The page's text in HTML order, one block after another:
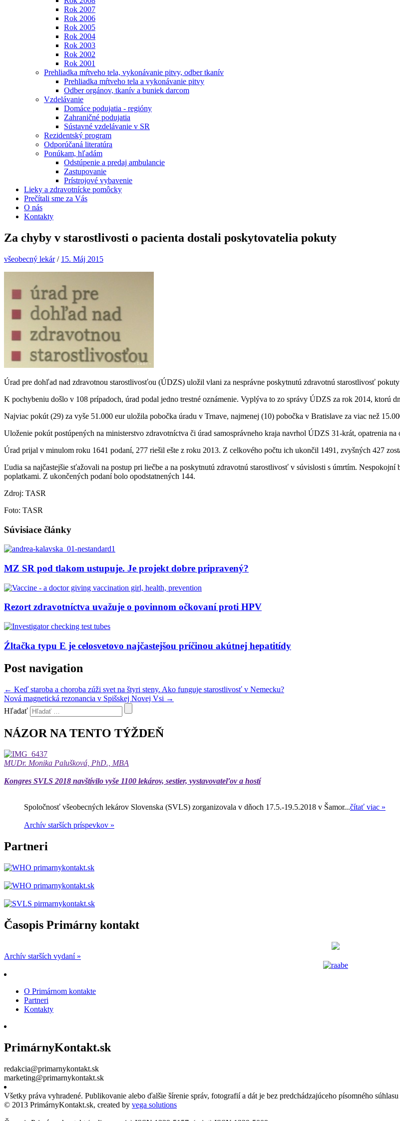
Rok 2007
Rok 2006
Rok 2005
Rok 2004
Rok 2003
Rok 2002
Rok 2001
Prehliadka mŕtveho tela, vykonávanie pitvy, odber tkanív
Prehliadka mŕtveho tela a vykonávanie pitvy
Odber orgánov, tkanív a buniek darcom
Vzdelávanie
Domáce podujatia - regióny
Zahraničné podujatia
Sústavné vzdelávanie v SR
Rezidentský program
Odporúčaná literatúra
Ponúkam, hľadám
Odstúpenie a predaj ambulancie
Zastupovanie
Prístrojové vybavenie
Lieky a zdravotnícke pomôcky
Prečítali sme za Vás
O nás
Kontakty
Za chyby v starostlivosti o pacienta dostali poskytovatelia pokuty
všeobecný lekár/ 15. Máj 2015
Úrad pre dohľad nad zdravotnou starostlivosťou (ÚDZS) uložil vlani za nesprávne poskytnutú zdravotnú starostlivosť pokuty
K pochybeniu došlo v 108 prípadoch, úrad podal jedno trestné oznámenie. Vyplýva to zo správy ÚDZS za rok 2014, ktorú
Najviac pokút (29) za vyše 51.000 eur uložila pobočka úradu v Trnave, najmenej (10) pobočka v Bratislave za viac než
Uloženie pokút postúpených na ministerstvo zdravotníctva či úrad samosprávneho kraja navrhol ÚDZS 31-krát, opatrenia
Úrad prijal v minulom roku 1641 podaní, 277 riešil ešte z roku 2013. Z celkového počtu ich ukončil 1491, zvyšných 427
Ľudia sa najčastejšie sťažovali na postup pri liečbe a na poskytnutú zdravotnú starostlivosť v súvislosti s úmrtím.
poplatkami. Z ukončených podaní bolo opodstatnených 144.
Zdroj: TASR
Foto: TASR
Súvisiace články
MZ SR pod tlakom ustupuje. Je projekt dobre pripravený?
Rezort zdravotníctva uvažuje o povinnom očkovaní proti HPV
Źltačka typu E je celosvetovo najčastejšou príčinou akútnej hepatitídy
Post navigation
← Keď staroba a choroba zúži svet na štyri steny. Ako funguje starostlivosť v Nemecku?
Nová magnetická rezonancia v Spišskej Novej Vsi →
Hľadať
NÁZOR NA TENTO TÝŽDEŇ
MUDr. Monika Palušková, PhD., MBA
Kongres SVLS 2018 navštívilo vyše 1100 lekárov, sestier, vystavovateľov a hostí
Spoločnosť všeobecných lekárov Slovenska (SVLS) zorganizovala v dňoch 17.5.-19.5.2018 v Šamor...čítať viac »
Archív starších príspevkov »
Partneri
Časopis Primárny kontakt
Archív starších vydaní »
O Primárnom kontakte
Partneri
Kontakty
PrimárnyKontakt.sk
redakcia@primarnykontakt.sk
marketing@primarnykontakt.sk
Všetky práva vyhradené. Publikovanie alebo ďalšie šírenie správ, fotografií a dát je bez predchádzajúceho písomného
© 2013 PrimárnyKontakt.sk, created by vega solutions